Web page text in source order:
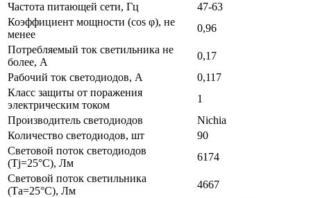
Частота питающей сети, Гц
47-63
Коэффициент мощности (cos φ), не
менее
0,96
Потребляемый ток светильника не
более, А
0,17
Рабочий ток светодиодов, А
0,117
Класс защиты от поражения
электрическим током
1
Производитель светодиодов
Nichia
Количество светодиодов, шт
90
Световой поток светодиодов
(Tj=25°C), Лм
6174
Световой поток светильника
(Та=25°С), Лм
4667